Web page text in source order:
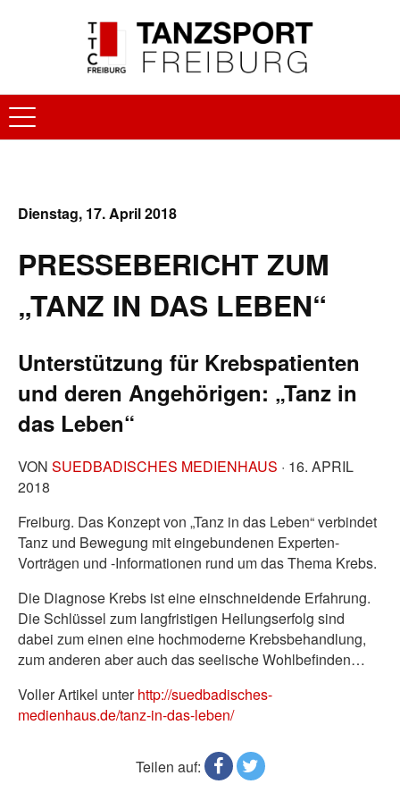
Dienstag, 17. April 2018
PRESSEBERICHT ZUM
„TANZ IN DAS LEBEN“
Unterstützung für Krebspatienten
und deren Angehörigen: „Tanz in
das Leben“
VON SUEDBADISCHES MEDIENHAUS · 16. APRIL
2018
Freiburg. Das Konzept von „Tanz in das Leben“ verbindet
Tanz und Bewegung mit eingebundenen Experten-
Vorträgen und -Informationen rund um das Thema Krebs.
Die Diagnose Krebs ist eine einschneidende Erfahrung.
Die Schlüssel zum langfristigen Heilungserfolg sind
dabei zum einen eine hochmoderne Krebsbehandlung,
zum anderen aber auch das seelische Wohlbefinden…
Voller Artikel unterhttp://suedbadisches-
medienhaus.de/tanz-in-das-leben/
Teilen auf: